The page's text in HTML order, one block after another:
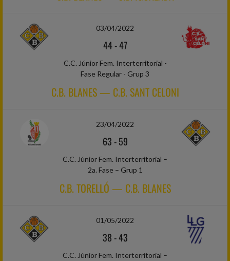
03/04/2022
44-47
C.C. Júnior Fem. Interterritorial -
Fase Regular - Grup 3
C.B. BLANES — C.B. SANT CELONI
23/04/2022
63-59
C.C. Júnior Fem. Interterritorial –
2a. Fase – Grup 1
C.B. TORELLÓ — C.B. BLANES
01/05/2022
38-43
C.C. Júnior Fem. Interterritorial –